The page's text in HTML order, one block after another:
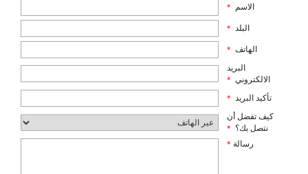
الاسم *
البلد *
الهاتف *
البريد
الالكتروني *
تأكيد البريد *
كيف تفضل أن
نتصل بك؟ *
رسالة *